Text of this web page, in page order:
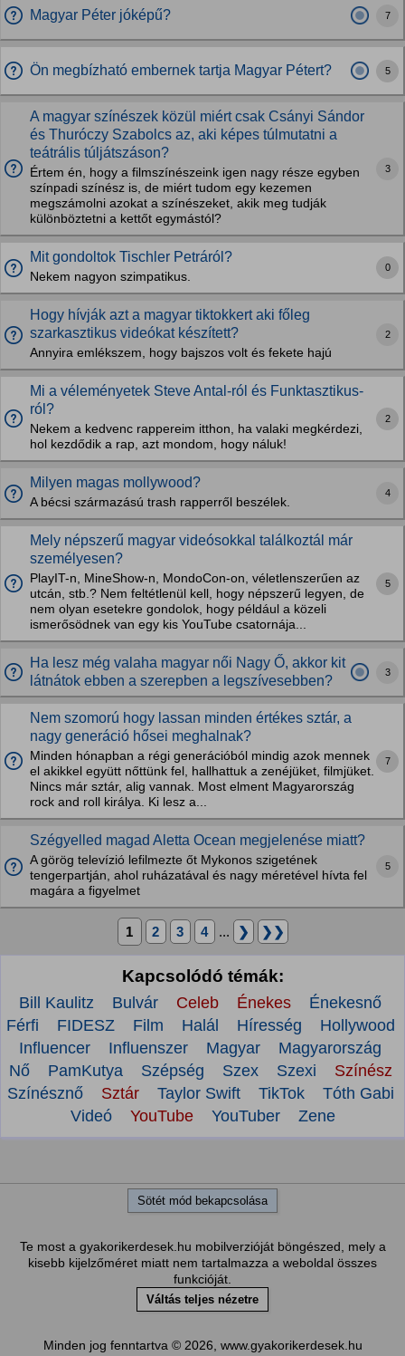
Magyar Péter jóképű? 7
Ön megbízható embernek tartja Magyar Pétert? 5
A magyar színészek közül miért csak Csányi Sándor
és Thuróczy Szabolcs az, aki képes túlmutatni a
teátrális túljátszáson?
Értem én, hogy a filmszínészeink igen nagy része egyben
színpadi színész is, de miért tudom egy kezemen
megszámolni azokat a színészeket, akik meg tudják
különböztetni a kettőt egymástól?
3
Mit gondoltok Tischler Petráról?
Nekem nagyon szimpatikus.
0
Hogy hívják azt a magyar tiktokkert aki főleg
szarkasztikus videókat készített?
Annyira emlékszem, hogy bajszos volt és fekete hajú
2
Mi a véleményetek Steve Antal-ról és Funktasztikus-
ról?
Nekem a kedvenc rappereim itthon, ha valaki megkérdezi,
hol kezdődik a rap, azt mondom, hogy náluk!
2
Milyen magas mollywood?
A bécsi származású trash rapperről beszélek.
4
Mely népszerű magyar videósokkal találkoztál már
személyesen?
PlayIT-n, MineShow-n, MondoCon-on, véletlenszerűen az
utcán, stb.? Nem feltétlenül kell, hogy népszerű legyen, de
nem olyan esetekre gondolok, hogy például a közeli
ismerősödnek van egy kis YouTube csatornája...
5
Ha lesz még valaha magyar női Nagy Ő, akkor kit
látnátok ebben a szerepben a legszívesebben?
3
Nem szomorú hogy lassan minden értékes sztár, a
nagy generáció hősei meghalnak?
Minden hónapban a régi generációból mindig azok mennek
el akikkel együtt nőttünk fel, hallhattuk a zenéjüket, filmjüket.
Nincs már sztár, alig vannak. Most elment Magyarország
rock and roll királya. Ki lesz a...
7
Szégyelled magad Aletta Ocean megjelenése miatt?
A görög televízió lefilmezte őt Mykonos szigetének
tengerpartján, ahol ruházatával és nagy méretével hívta fel
magára a figyelmet
5
1 2 3 4 ... ❯ ❯❯
Kapcsolódó témák:
Bill Kaulitz Bulvár Celeb Énekes
Énekesnő
Férfi
FIDESZ Film Halál Híresség
Hollywood
Influencer
Influenszer Magyar
Magyarország
Nő
PamKutya Szépség Szex Szexi
Színész
Színésznő
Sztár Taylor Swift TikTok
Tóth Gabi
Videó
YouTube YouTuber Zene
Sötét mód bekapcsolása
Te most a gyakorikerdesek.hu mobilverzióját böngészed, mely a
kisebb kijelzőméret miatt nem tartalmazza a weboldal összes
funkcióját.
Váltás teljes nézetre
Minden jog fenntartva © 2026, www.gyakorikerdesek.hu